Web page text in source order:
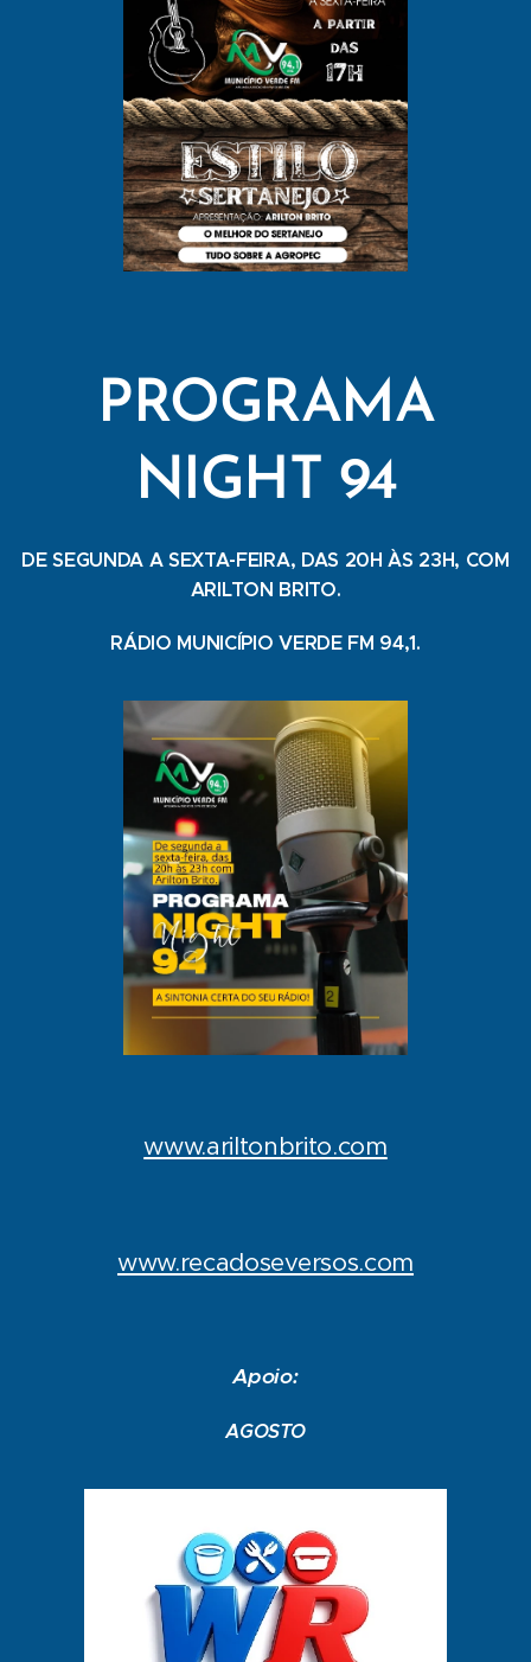
PROGRAMA
NIGHT 94
DE SEGUNDA A SEXTA-FEIRA, DAS 20H ÀS 23H, COM
ARILTON BRITO.
RÁDIO MUNICÍPIO VERDE FM 94,1.
www.ariltonbrito.com
www.recadoseversos.com
Apoio:
AGOSTO